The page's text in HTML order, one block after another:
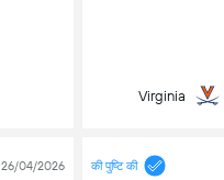
Virginia
26/04/2026 की पुष्टि की